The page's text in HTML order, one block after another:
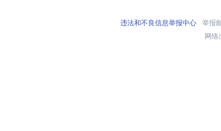
违法和不良信息举报中心举报
网